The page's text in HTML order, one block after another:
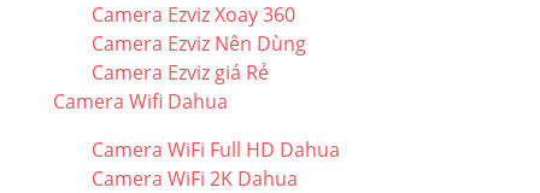
Camera Ezviz Xoay 360
Camera Ezviz Nên Dùng
Camera Ezviz giá Rẻ
Camera Wifi Dahua
Camera WiFi Full HD Dahua
Camera WiFi 2K Dahua